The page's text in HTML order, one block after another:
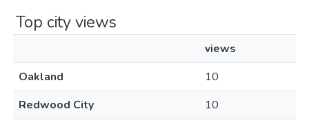
Top city views
views
Oakland
10
Redwood City
10